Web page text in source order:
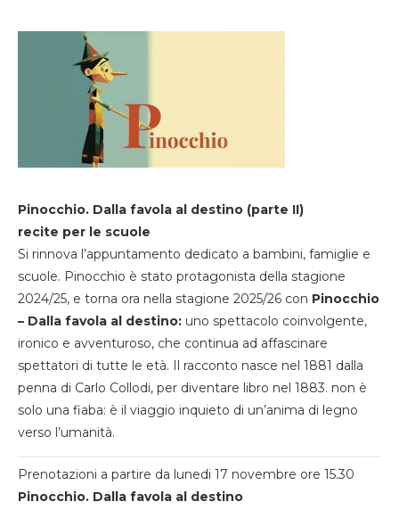
Pinocchio. Dalla favola al destino (parte II)
recite per le scuole
Si rinnova l’appuntamento dedicato a bambini, famiglie e
scuole. Pinocchio è stato protagonista della stagione
2024/25, e torna ora nella stagione 2025/26 con Pinocchio
– Dalla favola al destino: uno spettacolo coinvolgente,
ironico e avventuroso, che continua ad affascinare
spettatori di tutte le età. Il racconto nasce nel 1881 dalla
penna di Carlo Collodi, per diventare libro nel 1883. non è
solo una fiaba: è il viaggio inquieto di un’anima di legno
verso l’umanità.
Prenotazioni a partire da lunedi 17 novembre ore 15.30
Pinocchio. Dalla favola al destino